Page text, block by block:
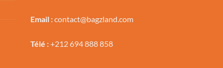
Email :contact@bagzland.com
Télé :+212 694 888 858